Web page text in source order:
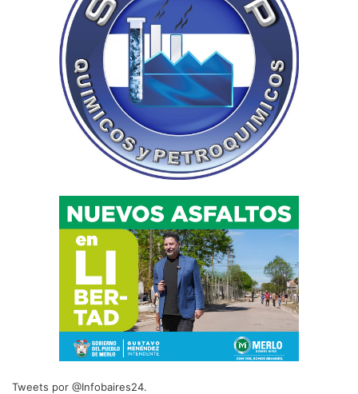
Tweets por @Infobaires24.